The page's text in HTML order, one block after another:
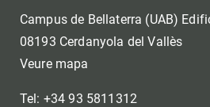
Campus de Bellaterra (UAB)
08193 Cerdanyola del Vallès
Veure mapa
Tel: +34 93 5811312